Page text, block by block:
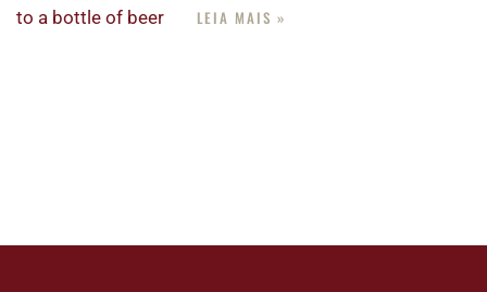
LEIA MAIS »